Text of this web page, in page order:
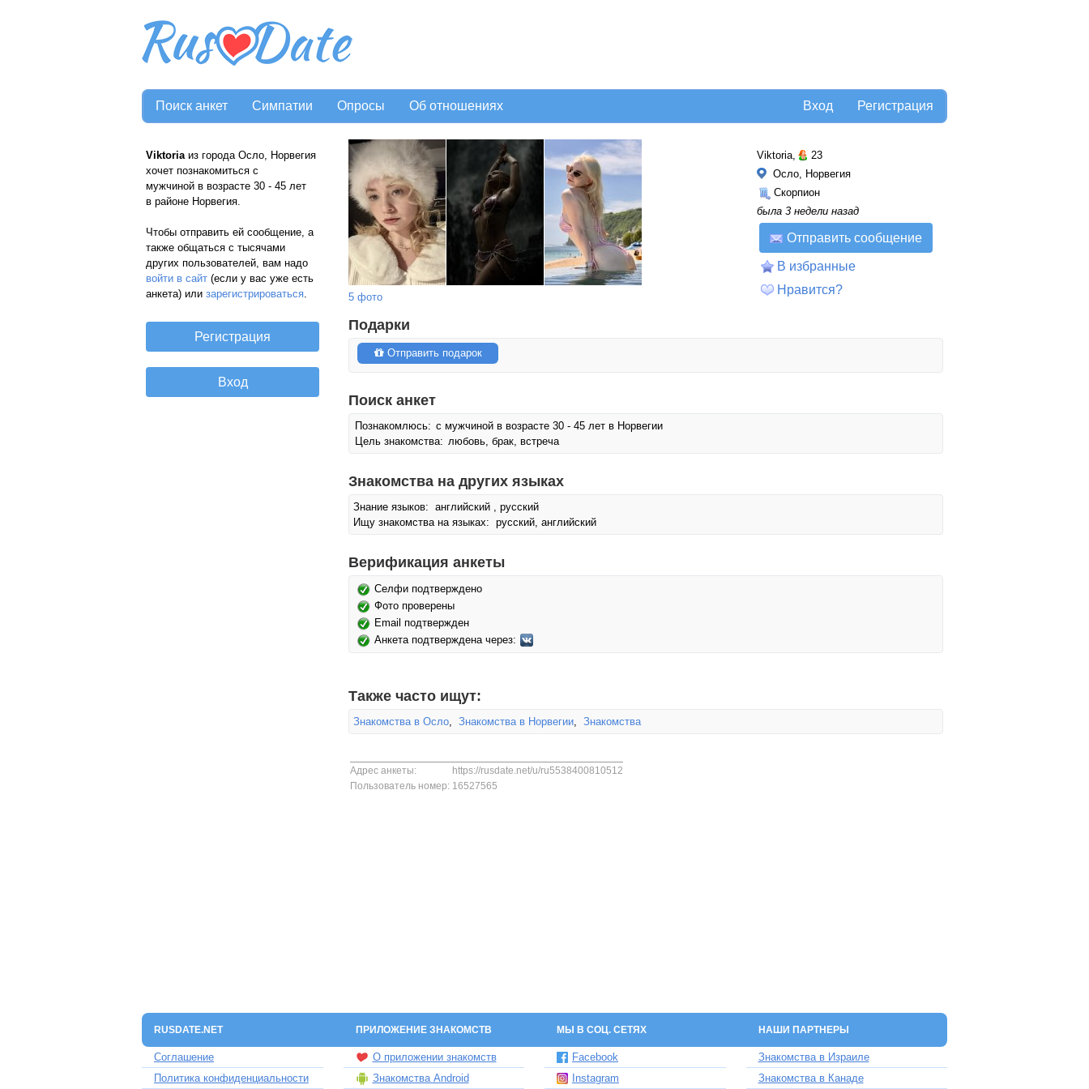
Поиск анкет Симпатии Опросы Об отношениях Регистрация
Вход
Viktoriaиз города Осло, Норвегия
хочет познакомиться с
мужчиной в возрасте 30 - 45 лет
в районе Норвегия.
Чтобы отправить ей сообщение, а
также общаться с тысячами
других пользователей, вам надо
войти в сайт (если у вас уже есть
анкета) или зарегистрироваться. 5 фото
Viktoria,
23
Осло, Норвегия
Скорпион
была 3 недели назад
Отправить сообщение
В избранные
Нравится?
Подарки
Отправить подарок
Поиск анкет
Познакомлюсь: с мужчиной в возрасте 30 - 45 лет в Норвегии
Цель знакомства: любовь, брак, встреча
Знакомства на других языках
Знание языков: английский , русский
Ищу знакомства на языках: русский, английский
Верификация анкеты
Селфи подтверждено
Фото проверены
Email подтвержден
Анкета подтверждена через:
Также часто ищут:
Знакомства в Осло, Знакомства в Норвегии, Знакомства
Адрес анкеты:
https://rusdate.net/u/ru5538400810512
Пользователь номер: 16527565
RUSDATE.NET ПРИЛОЖЕНИЕ ЗНАКОМСТВ МЫ В СОЦ. СЕТЯХ НАШИ ПАРТНЕРЫ
Соглашение
Политика конфиденциальности
О приложении знакомств
Знакомства Android
Facebook
Instagram
Знакомства в Израиле
Знакомства в Канаде